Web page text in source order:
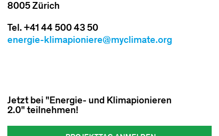
8005 Zürich
Tel. +41 44 500 43 50
energie-klimapioniere@myclimate.org
Jetzt bei "Energie- und Klimapionieren
2.0" teilnehmen!